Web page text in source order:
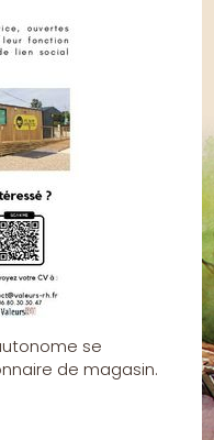
se
de magasin.